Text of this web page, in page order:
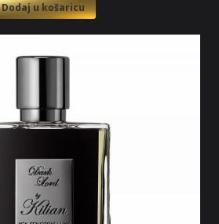
Dodaj u košaricu